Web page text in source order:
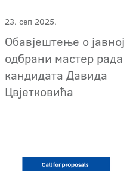
23. сеп 2025.
Обавјештење о јавној
одбрани мастер рада
кандидата Давида
Цвјетковића